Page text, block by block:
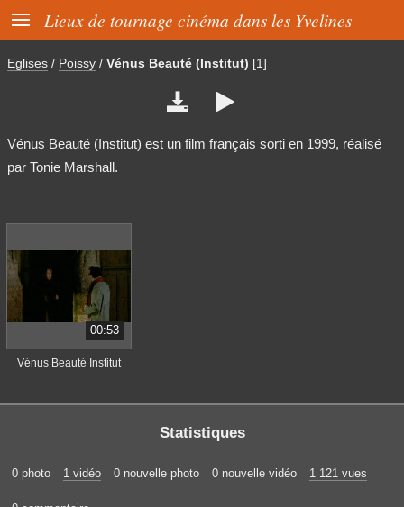
 Lieux de tournage cinéma dans les Yvelines
Eglises / Poissy / Vénus Beauté (Institut) [1]
 
Vénus Beauté (Institut) est un film français sorti en 1999, réalisé
par Tonie Marshall.
00:53
Vénus Beauté Institut
Statistiques
0 photo 1 vidéo 0 nouvelle photo 0 nouvelle vidéo 1 121 vues